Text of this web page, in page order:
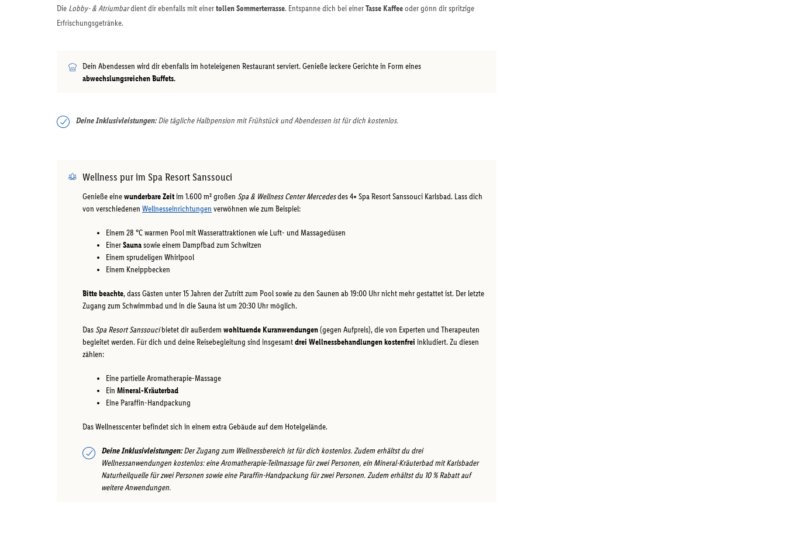
Die Lobby- & Atriumbardient dir ebenfalls mit einertollen Sommerterrasse. Entspanne dich bei einerTasse Kaffeeoder gönn dir spritzige
Erfrischungsgetränke.
Dein Abendessen wird dir ebenfalls im hoteleigenen Restaurant serviert. Genieße leckere Gerichte in Form eines
abwechslungsreichen Buffets.
Deine Inklusivleistungen:Die tägliche Halbpension mit Frühstück und Abendessen ist für dich kostenlos.
Wellness pur im Spa Resort Sanssouci
Genieße einewunderbare Zeitim 1.600 m² großen Spa & Wellness Center Mercedesdes 4⭑ Spa Resort Sanssouci Karlsbad. Lass dich
von verschiedenen Wellnesseinrichtungen verwöhnen wie zum Beispiel:
Einem 28 °C warmen Pool mit Wasserattraktionen wie Luft- und Massagedüsen
EinerSaunasowie einem Dampfbad zum Schwitzen
Einem sprudeligen Whirlpool
Einem Kneippbecken
Bitte beachte, dass Gästen unter 15 Jahren der Zutritt zum Pool sowie zu den Saunen ab 19:00 Uhr nicht mehr gestattet ist. Der letzte
Zugang zum Schwimmbad und in die Sauna ist um 20:30 Uhr möglich.
Das Spa Resort Sanssoucibietet dir außerdem wohltuende Kuranwendungen(gegen Aufpreis), die von Experten und Therapeuten
begleitet werden. Für dich und deine Reisebegleitung sind insgesamtdrei Wellnessbehandlungen kostenfrei inkludiert. Zu diesen
zählen:
Eine partielle Aromatherapie-Massage
Ein Mineral-Kräuterbad
Eine Paraffin-Handpackung
Das Wellnesscenter befindet sich in einem extra Gebäude auf dem Hotelgelände.
Deine Inklusivleistungen:Der Zugang zum Wellnessbereich ist für dich kostenlos. Zudem erhältst du drei
Wellnessanwendungen kostenlos: eine Aromatherapie-Teilmassage für zwei Personen, ein Mineral-Kräuterbad mit Karlsbader
Naturheilquelle für zwei Personen sowie eine Paraffin-Handpackung für zwei Personen. Zudem erhältst du 10 % Rabatt auf
weitere Anwendungen.